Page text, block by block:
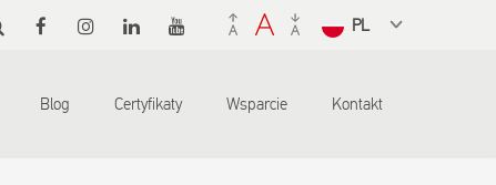
dropdown
Blog Certyfikaty Wsparcie Kontakt